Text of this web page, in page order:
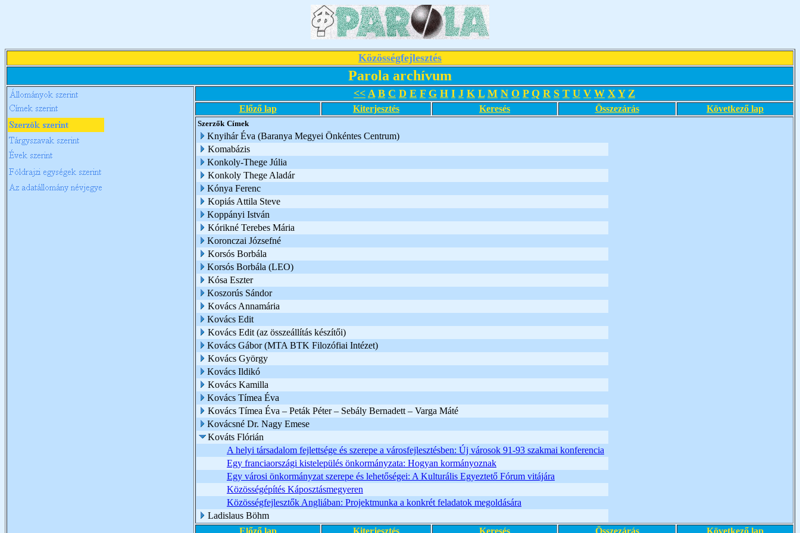
Közösségfejlesztés
Parola archívum
<< A B C D E F G H I J K L M N O P Q R S T U V W X Y Z
Előző lap Kiterjesztés Keresés Összezárás Következő lap
Szerzők Címek
Knyihár Éva (Baranya Megyei Önkéntes Centrum)
Komabázis
Konkoly-Thege Júlia
Konkoly Thege Aladár
Kónya Ferenc
Kopiás Attila Steve
Koppányi István
Kórikné Terebes Mária
Koronczai Józsefné
Korsós Borbála
Korsós Borbála (LEO)
Kósa Eszter
Koszorús Sándor
Kovács Annamária
Kovács Edit
Kovács Edit (az összeállítás készítői)
Kovács Gábor (MTA BTK Filozófiai Intézet)
Kovács György
Kovács Ildikó
Kovács Kamilla
Kovács Tímea Éva
Kovács Tímea Éva – Peták Péter – Sebály Bernadett – Varga Máté
Kovácsné Dr. Nagy Emese
Kováts Flórián
A helyi társadalom fejlettsége és szerepe a városfejlesztésben: Új városok 91-93 szakmai konferencia
Egy franciaországi kistelepülés önkormányzata: Hogyan kormányoznak
Egy városi önkormányzat szerepe és lehetőségei: A Kulturális Egyeztető Fórum vitájára
Közösségépítés Káposztásmegyeren
Közösségfejlesztők Angliában: Projektmunka a konkrét feladatok megoldására
Ladislaus Böhm
Előző lap
Kiterjesztés Keresés Összezárás Következő lap